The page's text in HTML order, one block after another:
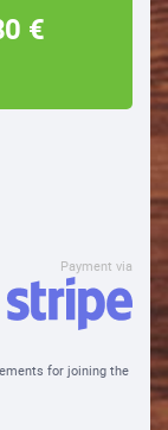
€
Payment via
for joining the